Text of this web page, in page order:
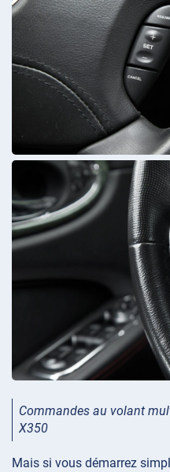
Commandes au volant
X350
Mais si vous démarrez